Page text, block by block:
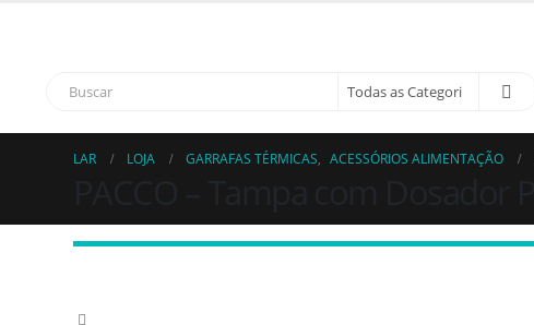
LAR LOJA GARRAFAS TÉRMICAS, ACESSÓRIOS ALIMENTAÇÃO